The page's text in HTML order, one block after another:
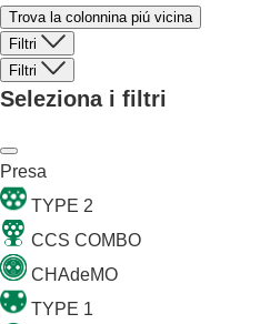
Trova la colonnina piú vicina
Filtri
Filtri
Seleziona i filtri
Presa
TYPE 2
CCS COMBO
CHAdeMO
TYPE 1